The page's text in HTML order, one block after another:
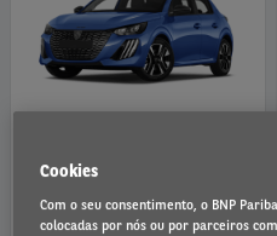
367 €
IVA inc./mês
Cookies
Com o seu consentimento, o BNP
colocadas por nós ou por parceiros